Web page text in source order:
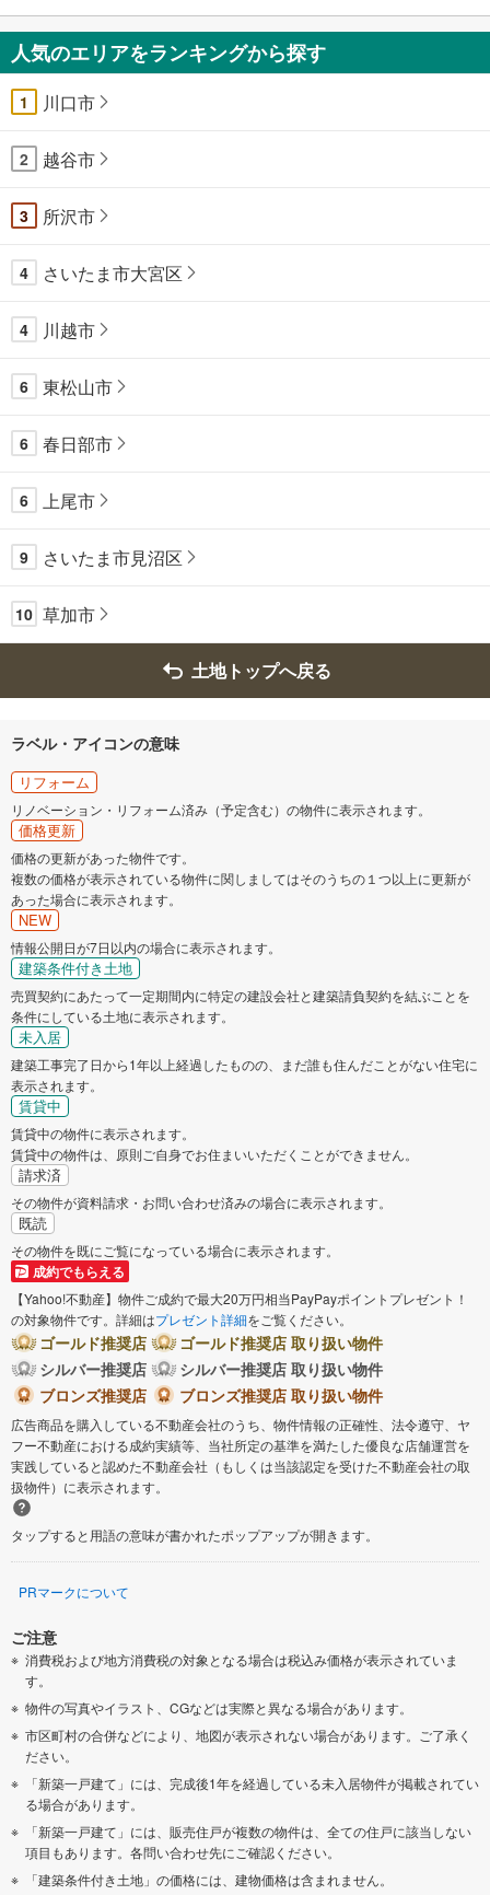
人気のエリアをランキングから探す
1 川口市
2 越谷市
3 所沢市
4 さいたま市大宮区
4 川越市
6 東松山市
6 春日部市
6 上尾市
9 さいたま市見沼区
10 草加市
土地トップへ戻る
ラベル・アイコンの意味
リフォーム
リノベーション・リフォーム済み（予定含む）の物件に表示されます。
価格更新
価格の更新があった物件です。
複数の価格が表示されている物件に関しましてはそのうちの１つ以上に更新が
あった場合に表示されます。
NEW
情報公開日が7日以内の場合に表示されます。
建築条件付き土地
売買契約にあたって一定期間内に特定の建設会社と建築請負契約を結ぶことを
条件にしている土地に表示されます。
未入居
建築工事完了日から1年以上経過したものの、まだ誰も住んだことがない住宅に
表示されます。
賃貸中
賃貸中の物件に表示されます。
賃貸中の物件は、原則ご自身でお住まいいただくことができません。
請求済
その物件が資料請求・お問い合わせ済みの場合に表示されます。
既読
その物件を既にご覧になっている場合に表示されます。
成約でもらえる
【Yahoo!不動産】物件ご成約で最大20万円相当PayPayポイントプレゼント！
の対象物件です。詳細はプレゼント詳細をご覧ください。
ゴールド推奨店
ゴールド推奨店 取り扱い物件
シルバー推奨店
シルバー推奨店 取り扱い物件
ブロンズ推奨店
ブロンズ推奨店 取り扱い物件
広告商品を購入している不動産会社のうち、物件情報の正確性、法令遵守、ヤ
フー不動産における成約実績等、当社所定の基準を満たした優良な店舗運営を
実践していると認めた不動産会社（もしくは当該認定を受けた不動産会社の取
扱物件）に表示されます。
タップすると用語の意味が書かれたポップアップが開きます。
PRマークについて
ご注意
消費税および地方消費税の対象となる場合は税込み価格が表示されていま
す。
物件の写真やイラスト、CGなどは実際と異なる場合があります。
市区町村の合併などにより、地図が表示されない場合があります。ご了承く
ださい。
「新築一戸建て」には、完成後1年を経過している未入居物件が掲載されてい
る場合があります。
「新築一戸建て」には、販売住戸が複数の物件は、全ての住戸に該当しない
項目もあります。各問い合わせ先にご確認ください。
「建築条件付き土地」の価格には、建物価格は含まれません。